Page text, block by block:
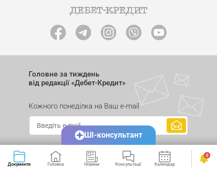
Головне за тиждень
від редакції «Дебет-Кредит»
Кожного понеділка на Ваш e-mail
Документи Головна Новини Консультації Календар Сервіси
0
ШІ-консультант